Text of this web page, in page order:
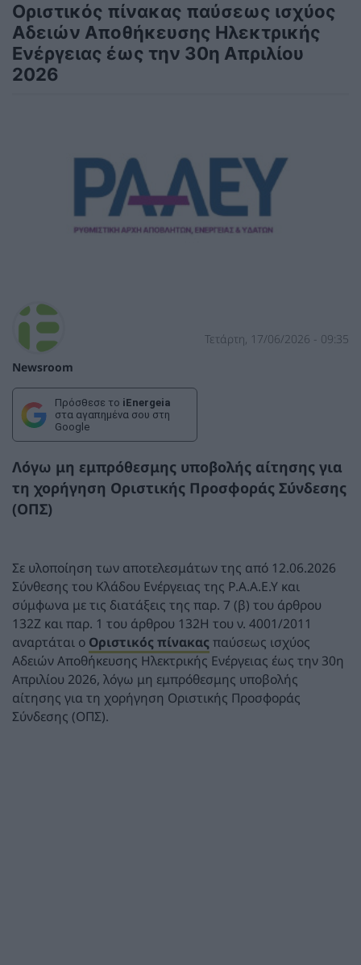
Οριστικός πίνακας παύσεως ισχύος
Αδειών Αποθήκευσης Ηλεκτρικής
Ενέργειας έως την 30η Απριλίου
2026
Newsroom
Τετάρτη, 17/06/2026 - 09:35
Πρόσθεσε το iEnergeia
στα αγαπημένα σου στη
Google
Λόγω μη εμπρόθεσμης υποβολής αίτησης για
τη χορήγηση Οριστικής Προσφοράς Σύνδεσης
(ΟΠΣ)
Σε υλοποίηση των αποτελεσμάτων της από 12.06.2026
Σύνθεσης του Κλάδου Ενέργειας της Ρ.Α.Α.Ε.Υ και
σύμφωνα με τις διατάξεις της παρ. 7 (β) του άρθρου
132Ζ και παρ. 1 του άρθρου 132Η του ν. 4001/2011
αναρτάται ο Οριστικός πίνακας παύσεως ισχύος
Αδειών Αποθήκευσης Ηλεκτρικής Ενέργειας έως την 30η
Απριλίου 2026, λόγω μη εμπρόθεσμης υποβολής
αίτησης για τη χορήγηση Οριστικής Προσφοράς
Σύνδεσης (ΟΠΣ).